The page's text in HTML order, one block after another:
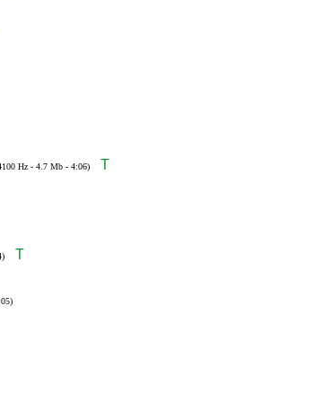
Hz - 4.7 Mb - 4:06) T
T